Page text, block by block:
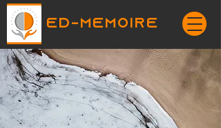
ED-MEMOIRE